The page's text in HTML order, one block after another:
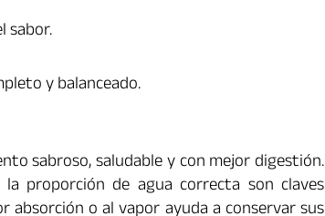
sabor.
y balanceado.
sabroso, saludable y con mejor digestión.
proporción de agua correcta son claves